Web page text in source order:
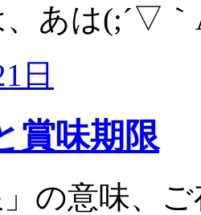
あは(;´▽｀
日
賞味期限
」の意味、